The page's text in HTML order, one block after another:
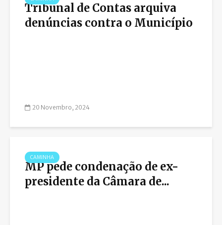
Tribunal de Contas arquiva
denúncias contra o Município
20 Novembro, 2024
CAMINHA
MP pede condenação de ex-
presidente da Câmara de...